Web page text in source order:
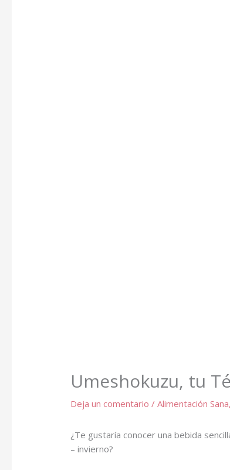
Umeshokuzu, tu
Deja un comentario /Alimentación Sana
¿Te gustaría conocer una bebida
– invierno?